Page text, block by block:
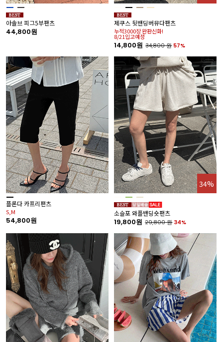
아솔브 피그5부팬츠
44,800원
제쿠스 뒷밴딩버뮤다팬츠
누적3000장 완판신화!
8/21입고예정
14,800원 34,800원 57%
플론다 카프리팬츠
S,M
54,800원
34%
소슬포 와플밴딩숏팬츠
19,800원 29,800원 34%